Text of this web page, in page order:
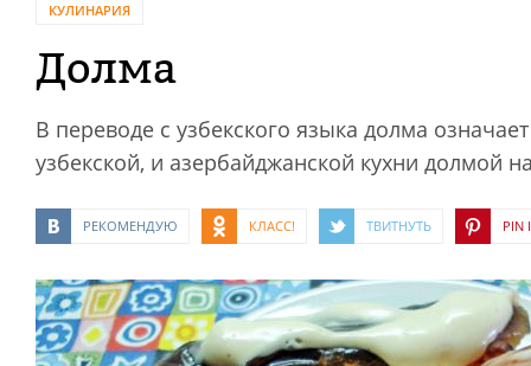
КУЛИНАРИЯ
Долма
В переводе с узбекского языка долма
узбекской, и азербайджанской кухни
РЕКОМЕНДУЮ КЛАСС! ТВИТНУТЬ PIN